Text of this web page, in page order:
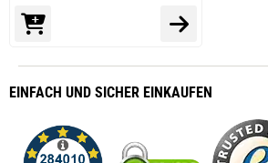
EINFACH UND SICHER EINKAUFEN